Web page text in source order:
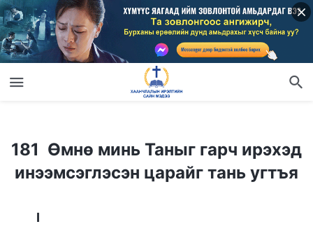
181 Өмнө минь Таныг гарч ирэхэд
инээмсэглэсэн царайг тань угтъя
I